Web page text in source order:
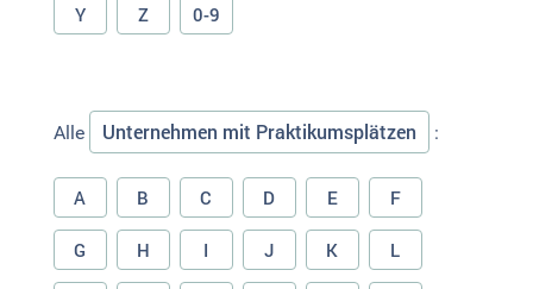
Y Z 0-9
Alle Unternehmen mit Praktikumsplätzen :
A B C D E F
G H I J K L